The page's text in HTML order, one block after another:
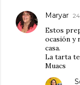
Maryar
Estos
ocasión y
casa.
La tarta
Muacs